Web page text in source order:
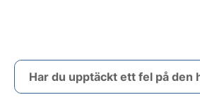
Har du upptäckt ett fel på den